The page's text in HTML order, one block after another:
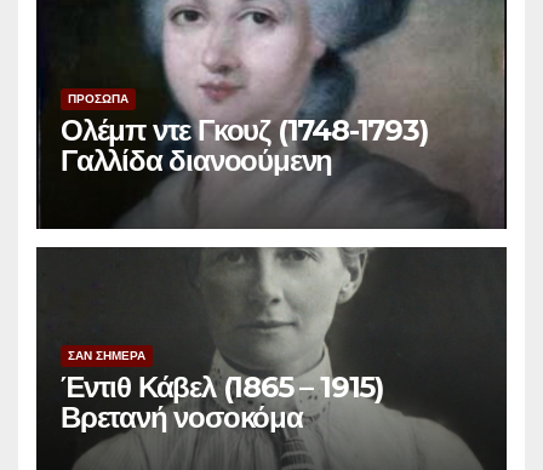
ΠΡΟΣΩΠΑ
Ολέμπ ντε Γκουζ (1748-1793)
Γαλλίδα διανοούμενη
ΣΑΝ ΣΗΜΕΡΑ
Έντιθ Κάβελ (1865 – 1915)
Βρετανή νοσοκόμα